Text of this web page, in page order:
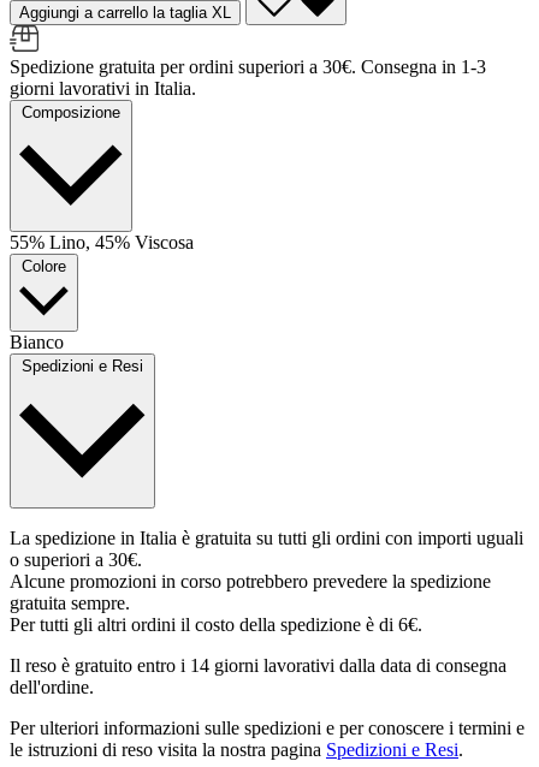
Aggiungi a carrello la taglia XL
Spedizione gratuita per ordini superiori a 30€. Consegna in 1-3
giorni lavorativi in Italia.
Composizione
55% Lino, 45% Viscosa
Colore
Bianco
Spedizioni e Resi
La spedizione in Italia è gratuita su tutti gli ordini con importi uguali
o superiori a 30€.
Alcune promozioni in corso potrebbero prevedere la spedizione
gratuita sempre.
Per tutti gli altri ordini il costo della spedizione è di 6€.
Il reso è gratuito entro i 14 giorni lavorativi dalla data di consegna
dell'ordine.
Per ulteriori informazioni sulle spedizioni e per conoscere i termini e
le istruzioni di reso visita la nostra pagina Spedizioni e Resi.